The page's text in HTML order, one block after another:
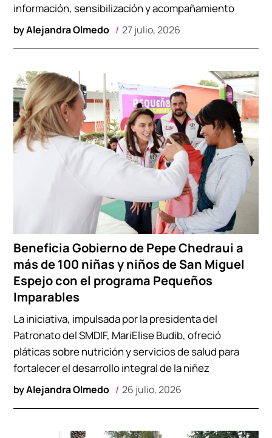
byAlejandra Olmedo 27 julio, 2026
información, sensibilización y acompañamiento
Beneficia Gobierno de Pepe Chedraui a
más de 100 niñas y niños de San Miguel
Espejo con el programa Pequeños
Imparables
byAlejandra Olmedo 26 julio, 2026
La iniciativa, impulsada por la presidenta del
Patronato del SMDIF, MariElise Budib, ofreció
pláticas sobre nutrición y servicios de salud para
fortalecer el desarrollo integral de la niñez